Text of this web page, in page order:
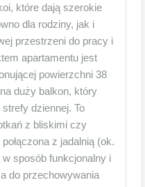
które dają szerokie
dla rodziny, jak i
przestrzeni do pracy i
apartamentu jest
powierzchni 38
duży balkon, który
dziennej. To
z bliskimi czy
z jadalnią (ok.
w sposób funkcjonalny i
do przechowywania